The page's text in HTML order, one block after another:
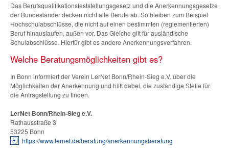
Das Berufsqualifikationsfeststellungsgesetz und die Anerkennungsgesetze
der Bundesländer decken nicht alle Berufe ab. So bleiben zum Beispiel
Hochschulabschlüsse, die nicht auf einen bestimmten (reglementierten)
Beruf hinauslaufen, außen vor. Das Gleiche gilt für ausländische
Schulabschlüsse. Hierfür gibt es andere Anerkennungsverfahren.
Welche Beratungsmöglichkeiten gibt es?
In Bonn informiert der Verein LerNet Bonn/Rhein-Sieg e.V. über die
Möglichkeiten der Anerkennung und hilft dabei, die zuständige Stelle für
die Antragstellung zu finden.
LerNet Bonn/Rhein-Sieg e.V.
Rathausstraße 3
53225 Bonn
https://www.lernet.de/beratung/anerkennungsberatung